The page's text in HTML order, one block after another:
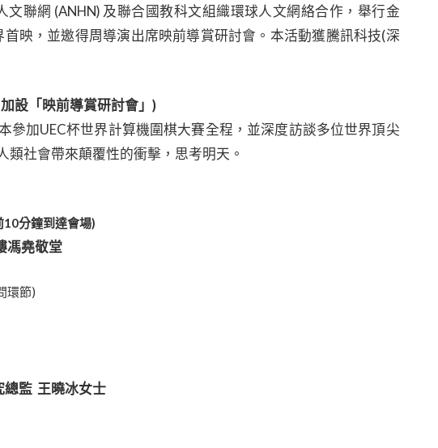
聯網 (ANHN) 及聯合國教科文組織環球人文網絡合作，舉行金
映，並邀得周導演出席映前導賞研討會。本活動獲騰訊科技(深
設「映前導賞研討會」)
參加UEC杯世界計算機圍棋大賽全程，並深度訪談多位世界頂尖
社會帶來顛覆性的衝擊，思考明天。
10分鐘到達會場)
馮堯敬堂
環節)
總監 王曉冰女士